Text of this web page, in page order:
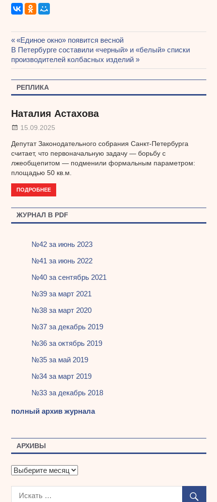
Навигация
по
записям
Предыдущая
запись:
«Единое окно» появится весной
Следующая
запись:
В Петербурге составили «черный» и «белый» списки
производителей колбасных изделий
РЕПЛИКА
Наталия Астахова
15.09.2025
Депутат Законодательного собрания Санкт-Петербурга
считает, что первоначальную задачу — борьбу с
лжеобщепитом — подменили формальным параметром:
площадью 50 кв.м.
ПОДРОБНЕЕ
ЖУРНАЛ В PDF
№42 за июнь 2023
№41 за июнь 2022
№40 за сентябрь 2021
№39 за март 2021
№38 за март 2020
№37 за декабрь 2019
№36 за октябрь 2019
№35 за май 2019
№34 за март 2019
№33 за декабрь 2018
полный архив журнала
АРХИВЫ
А
х